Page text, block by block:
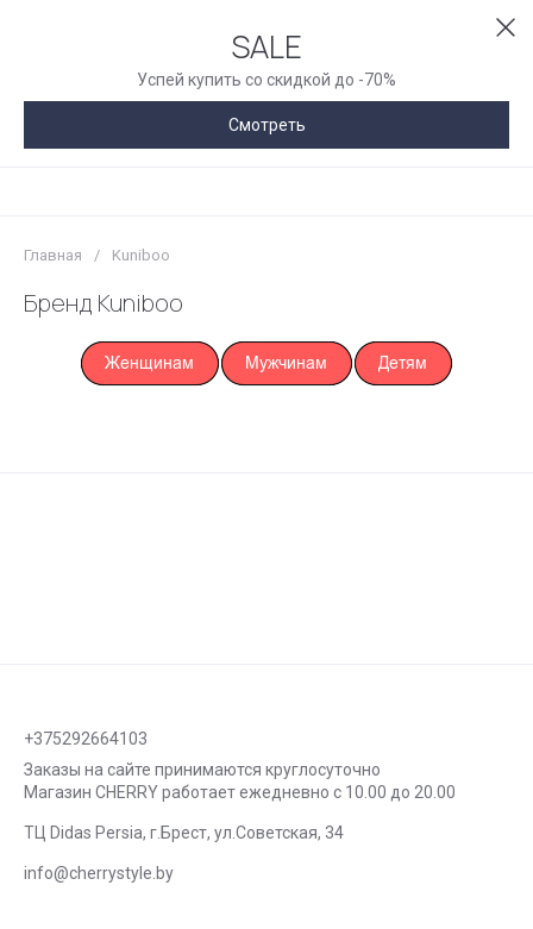
SALE
Успей купить со скидкой до -70%
Смотреть
Главная / Kuniboo
Бренд Kuniboo
+375292664103
Заказы на сайте принимаются круглосуточно
Магазин CHERRY работает ежедневно с 10.00 до 20.00
ТЦ Didas Persia, г.Брест, ул.Советская, 34
info@cherrystyle.by